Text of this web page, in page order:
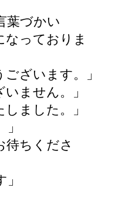
葉づかい
なっておりま
ざいます。」
ません。」
ました。」
待ちくださ